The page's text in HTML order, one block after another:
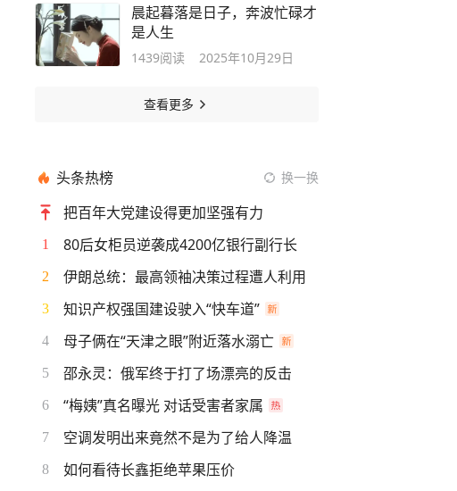
晨起暮落是日子，奔波忙碌才
是人生
1439阅读 2025年10月29日
查看更多
头条热榜 换一换
把百年大党建设得更加坚强有力
1 80后女柜员逆袭成4200亿银行副行长
2 伊朗总统：最高领袖决策过程遭人利用
3 知识产权强国建设驶入“快车道”
4 母子俩在“天津之眼”附近落水溺亡
5 邵永灵：俄军终于打了场漂亮的反击
6 “梅姨”真名曝光 对话受害者家属
7 空调发明出来竟然不是为了给人降温
8 如何看待长鑫拒绝苹果压价